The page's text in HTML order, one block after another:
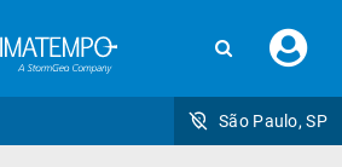
seu
São Paulo, SP